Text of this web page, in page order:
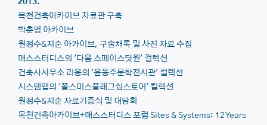
2013.
목천건축아카이브 자료관 구축
박춘명 아카이브
원정수&지순 아카이브, 구술채록 및 사진 자료 수집
매스스터디스의 '다음 스페이스닷원' 컬렉션
건축사사무소 리옹의 '윤동주문학전시관' 컬렉션
시스템랩의 '폴스미스플래그십스토어' 컬렉션
원정수&지순 자료기증식 및 대담회
목천건축아카이브+매스스터디스 포럼 Sites & Systems: 12 Years